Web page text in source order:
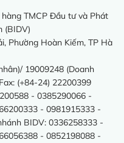
TMCP Đầu tư và Phát
(BIDV)
Phường Hoàn Kiếm, TP Hà
19009248 (Doanh
(+84-24) 22200399
- 0385290066 -
- 0981915333 -
BIDV: 0336258333 -
- 0852198088 -